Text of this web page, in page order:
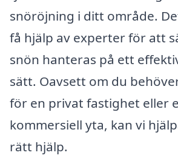
snöröjning i ditt område.
få hjälp av experter för att
snön hanteras på ett
sätt. Oavsett om du
för en privat fastighet eller
kommersiell yta, kan vi
rätt hjälp.